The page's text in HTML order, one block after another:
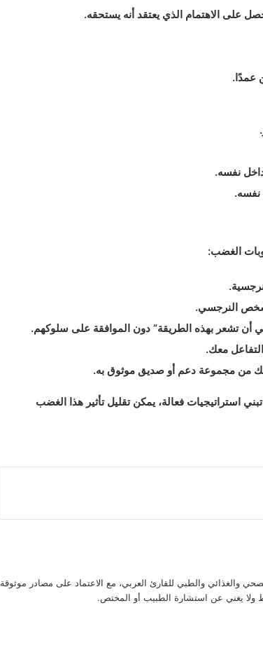
على الاهتمام الذي يعتقد أنه يستحقه.
عمدًا.
نفسه.
الغضب:
النرجسي.
أن تشعر بهذه الطريقة” دون الموافقة على سلوكهم.
معك.
من مجموعة دعم أو صديق موثوق به.
استراتيجيات فعالة، يمكن تقليل تأثير هذا الغضب
والغذائي والطبي للقارئ العربي، مع الاعتماد على مصادر موثوقة
ولا يغني عن استشارة الطبيب أو المختص.